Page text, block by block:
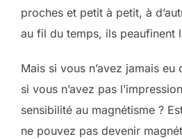
proches et petit à petit, à
au fil du temps, ils peaufinent
Mais si vous n’avez jamais
si vous n’avez pas
sensibilité au magnétisme ?
ne pouvez pas devenir